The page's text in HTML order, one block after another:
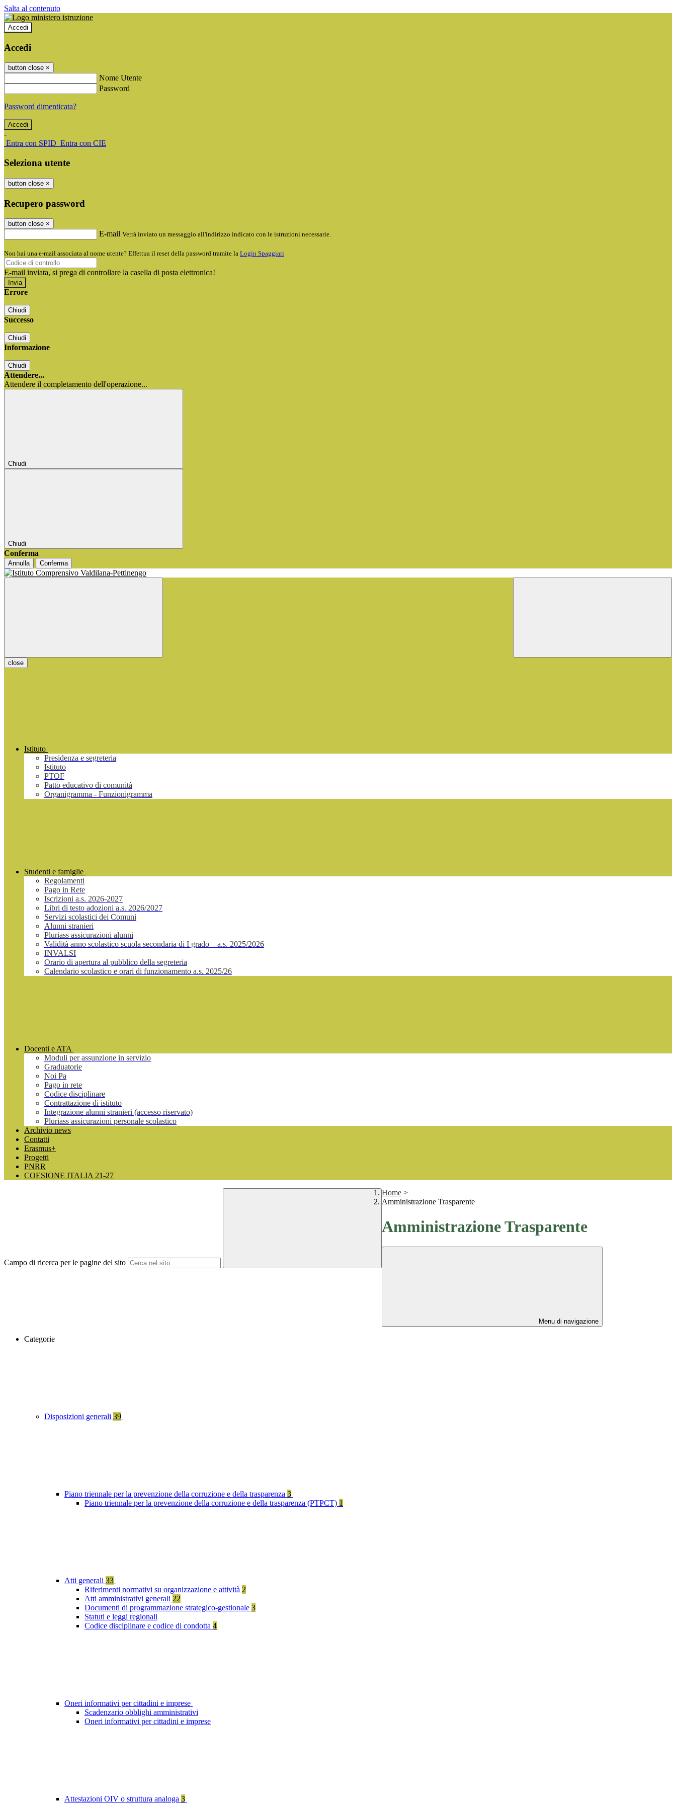
Salta al contenuto
Accedi
Accedi
button close ×
Nome Utente
Password
Password dimenticata?
-
Entra con SPID Entra con CIE
Seleziona utente
button close ×
Recupero password
button close ×
E-mail Verrà inviato un messaggio all'indirizzo indicato con le istruzioni necessarie.
Non hai una e-mail associata al nome utente? Effettua il reset della password tramite la Login Spaggiari
E-mail inviata, si prega di controllare la casella di posta elettronica!
Errore
Chiudi
Successo
Chiudi
Informazione
Chiudi
Attendere...
Attendere il completamento dell'operazione...
Chiudi
Chiudi
Conferma
Annulla Conferma
close
Istituto
Presidenza e segreteria
Istituto
PTOF
Patto educativo di comunità
Organigramma - Funzionigramma
Studenti e famiglie
Regolamenti
Pago in Rete
Iscrizioni a.s. 2026-2027
Libri di testo adozioni a.s. 2026/2027
Servizi scolastici dei Comuni
Alunni stranieri
Pluriass assicurazioni alunni
Validità anno scolastico scuola secondaria di I grado – a.s. 2025/2026
INVALSI
Orario di apertura al pubblico della segreteria
Calendario scolastico e orari di funzionamento a.s. 2025/26
Docenti e ATA
Moduli per assunzione in servizio
Graduatorie
Noi Pa
Pago in rete
Codice disciplinare
Contrattazione di istituto
Integrazione alunni stranieri (accesso riservato)
Pluriass assicurazioni personale scolastico
Archivio news
Contatti
Erasmus+
Progetti
PNRR
COESIONE ITALIA 21-27
Campo di ricerca per le pagine del sito
Home >
Amministrazione Trasparente
Amministrazione Trasparente
Menu di navigazione
Categorie
Disposizioni generali 39
Piano triennale per la prevenzione della corruzione e della trasparenza 3
Piano triennale per la prevenzione della corruzione e della trasparenza (PTPCT) 1
Atti generali 33
Riferimenti normativi su organizzazione e attività 2
Atti amministrativi generali 22
Documenti di programmazione strategico-gestionale 3
Statuti e leggi regionali
Codice disciplinare e codice di condotta 4
Oneri informativi per cittadini e imprese
Scadenzario obblighi amministrativi
Oneri informativi per cittadini e imprese
Attestazioni OIV o struttura analoga 3